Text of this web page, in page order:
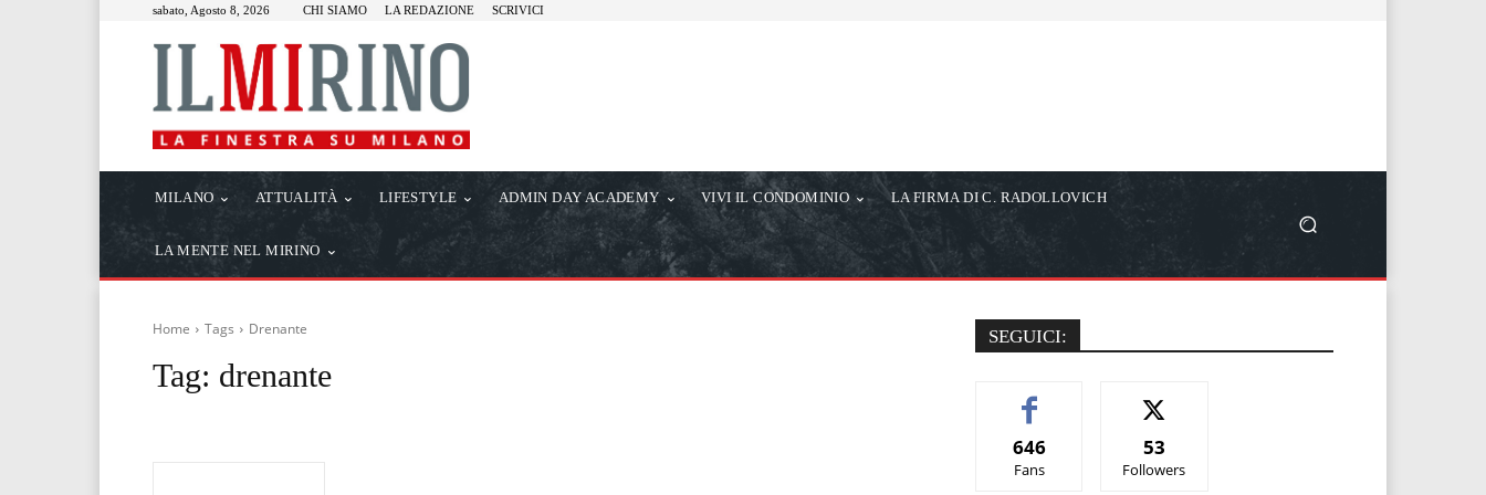
sabato, Agosto 8, 2026 CHI SIAMO LA REDAZIONE SCRIVICI
MILANO ATTUALITÀ LIFESTYLE ADMIN DAY ACADEMY VIVI IL CONDOMINIO LA FIRMA DI C. RADOLLOVICH
LA MENTE NEL MIRINO
Home Tags Drenante
Tag: drenante
SEGUICI:
646
Fans
53
Followers